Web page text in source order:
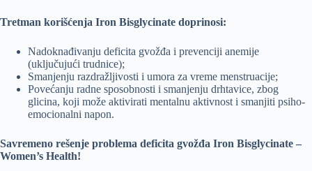
Tretman korišćenja Iron Bisglycinate doprinosi:
Nadoknađivanju deficita gvožđa i prevenciji anemije
(uključujući trudnice);
Smanjenju razdražljivosti i umora za vreme menstruacije;
Povećanju radne sposobnosti i smanjenju drhtavice, zbog
glicina, koji može aktivirati mentalnu aktivnost i smanjiti psiho-
emocionalni napon.
Savremeno rešenje problema deficita gvožđa Iron Bisglycinate –
Women’s Health!